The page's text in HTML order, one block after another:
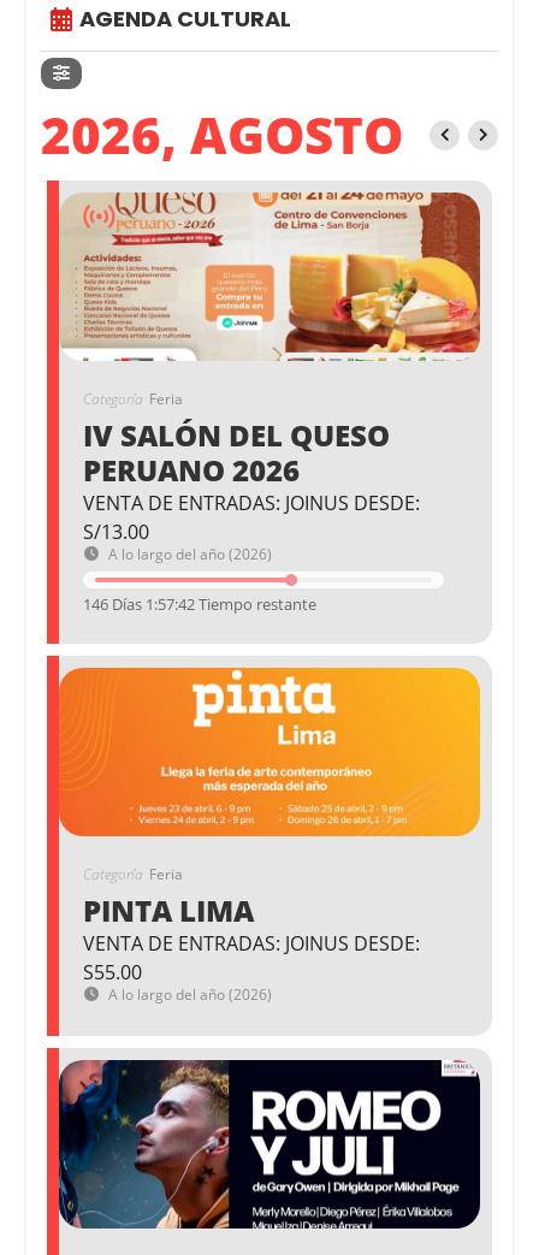
AGENDA CULTURAL
2026, AGOSTO
Categoría Feria
IV SALÓN DEL QUESO
PERUANO 2026
VENTA DE ENTRADAS: JOINUS DESDE:
S/13.00
A lo largo del año (2026)
146 Días 1:57:41 Tiempo restante
Categoría Feria
PINTA LIMA
VENTA DE ENTRADAS: JOINUS DESDE:
S55.00
A lo largo del año (2026)